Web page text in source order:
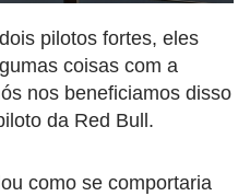
pilotos fortes, eles
coisas com a
nos beneficiamos disso
da Red Bull.
como se comportaria